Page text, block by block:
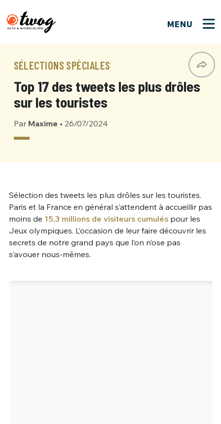
MENU
SÉLECTIONS SPÉCIALES
Top 17 des tweets les plus drôles
sur les touristes
Par Maxime • 26/07/2024
Sélection des tweets les plus drôles sur les touristes.
Paris et la France en général s’attendent à accueillir pas
moins de 15,3 millions de visiteurs cumuléspour les
Jeux olympiques. L’occasion de leur faire découvrir les
secrets de notre grand pays que l’on n’ose pas
s’avouer nous-mêmes.
Bienvenue !
PSEUDO*
EMAIL*
JE M'INSCRIS
Connexion
PSEUDO
CONNEXION
VOTRE PARTICIPATION
Que souhaitez-vous proposer ?
Quelques tweets
C'EST PARTI
ME CONNECTER
Un Thread